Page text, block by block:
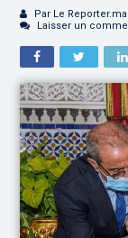
Par Le Reporter.ma
Laisser un